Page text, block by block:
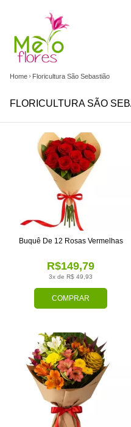
Home Floricultura São Sebastião
FLORICULTURA SÃO
COMPRAR
3x de R$ 49,93
R$149,79
Buquê De 12 Rosas Vermelhas